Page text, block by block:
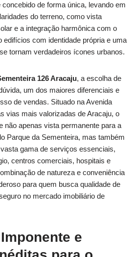
de forma única, levando em
do terreno, como vista
e a integração harmônica com o
edifícios com identidade própria e uma
tornam verdadeiros ícones urbanos.
126 Aracaju, a escolha de
um dos maiores diferenciais e
de vendas. Situado na Avenida
vias mais valorizadas de Aracaju, o
não apenas vista permanente para a
Parque da Sementeira, mas também
gama de serviços essenciais,
centros comerciais, hospitais e
de natureza e conveniência
para quem busca qualidade de
no mercado imobiliário de
e